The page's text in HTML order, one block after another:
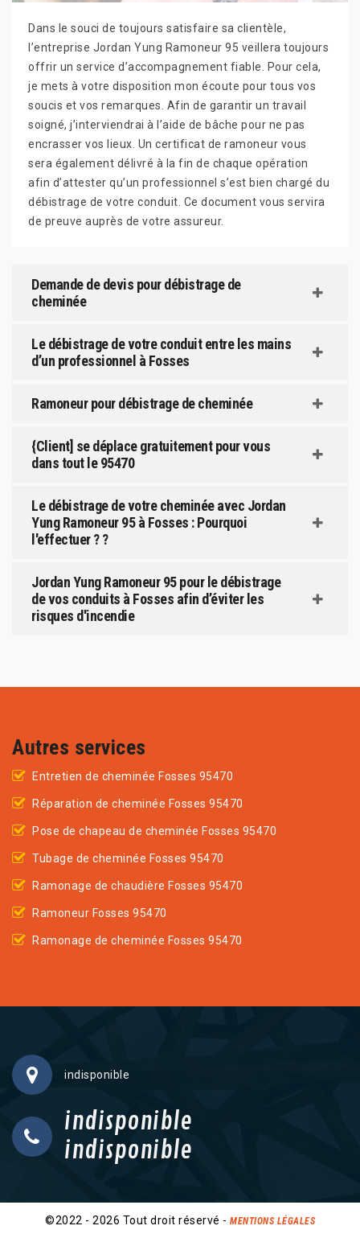
Dans le souci de toujours satisfaire sa clientèle,
l’entreprise Jordan Yung Ramoneur 95 veillera toujours
offrir un service d’accompagnement fiable. Pour cela,
je mets à votre disposition mon écoute pour tous vos
soucis et vos remarques. Afin de garantir un travail
soigné, j’interviendrai à l’aide de bâche pour ne pas
encrasser vos lieux. Un certificat de ramoneur vous
sera également délivré à la fin de chaque opération
afin d’attester qu’un professionnel s’est bien chargé du
débistrage de votre conduit. Ce document vous servira
de preuve auprès de votre assureur.
Demande de devis pour débistrage de
cheminée
Le débistrage de votre conduit entre les mains
d’un professionnel à Fosses
Ramoneur pour débistrage de cheminée
{Client] se déplace gratuitement pour vous
dans tout le 95470
Le débistrage de votre cheminée avec Jordan
Yung Ramoneur 95 à Fosses : Pourquoi
l'effectuer ? ?
Jordan Yung Ramoneur 95 pour le débistrage
de vos conduits à Fosses afin d’éviter les
risques d'incendie
Autres services
Entretien de cheminée Fosses 95470
Réparation de cheminée Fosses 95470
Pose de chapeau de cheminée Fosses 95470
Tubage de cheminée Fosses 95470
Ramonage de chaudière Fosses 95470
Ramoneur Fosses 95470
Ramonage de cheminée Fosses 95470
indisponible
indisponible
indisponible
©2022 - 2026 Tout droit réservé - MENTIONS LÉGALES